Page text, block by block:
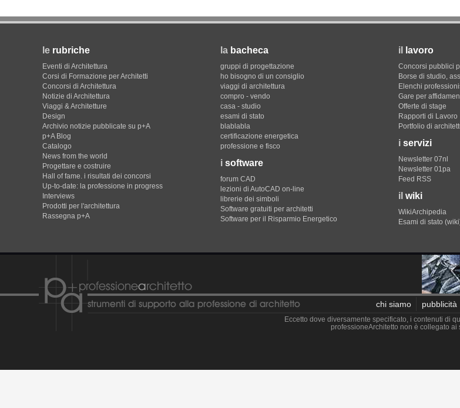
le rubriche
Eventi di Architettura
Corsi di Formazione per Architetti
Concorsi di Architettura
Notizie di Architettura
Viaggi & Architetture
Design
Archivio notizie pubblicate su p+A
p+A Blog
Catalogo
News from the world
Progettare e costruire
Hall of fame. i risultati dei concorsi
Up-to-date: la professione in progress
Interviews
Prodotti per l'architettura
Rassegna p+A
la bacheca
gruppi di progettazione
ho bisogno di un consiglio
viaggi di architettura
compro - vendo
casa - studio
esami di stato
blablabla
certificazione energetica
professione e fisco
i software
forum CAD
lezioni di AutoCAD on-line
librerie dei simboli
Software gratuiti per architetti
Software per il Risparmio Energetico
il lavoro
Concorsi pubblici
Borse di studio,
Elenchi
Gare per
Offerte di stage
Rapporti di Lavoro
Portfolio di
i servizi
Newsletter 07nl
Newsletter 01pa
Feed RSS
il wiki
WikiArchipedia
Esami di stato
chi siamo pubblicità
Eccetto dove diversamente specificato, i contenuti di
professioneArchitetto non è collegato